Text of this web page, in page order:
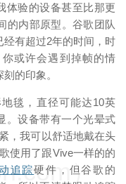
体验的设备甚至比那更
的内部原型。谷歌团队
经有超过2年的时间，时
或许会遇到掉帧的情
的印象。
毯，直径可能达10英
。设备带有一个光晕式
，我可以舒适地戴在头
使用了跟Vive一样的的
追踪硬件，但谷歌的
）